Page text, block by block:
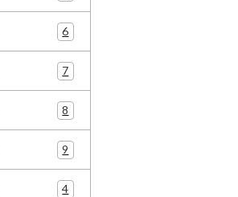
6
7
8
9
4